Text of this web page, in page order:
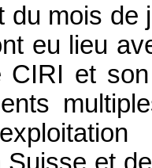
du mois de
eu lieu
CIRI et
Suisse et